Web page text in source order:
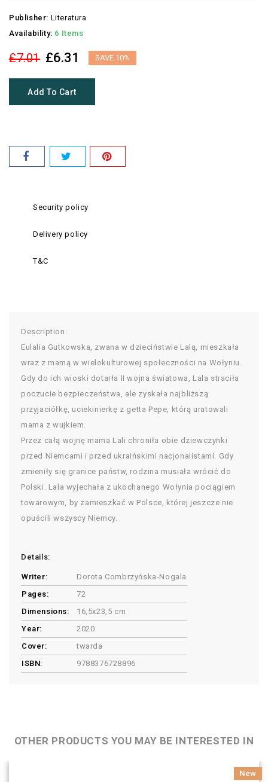
Publisher: Literatura
Availability: 6 Items
£7.01 £6.31 SAVE 10%
Add To Cart
Security policy
Delivery policy
T&C
Description:
Eulalia Gutkowska, zwana w dzieciństwie Lalą, mieszkała
wraz z mamą w wielokulturowej społeczności na Wołyniu.
Gdy do ich wioski dotarła II wojna światowa, Lala straciła
poczucie bezpieczeństwa, ale zyskała najbliższą
przyjaciółkę, uciekinierkę z getta Pepe, którą uratowali
mama z wujkiem.
Przez całą wojnę mama Lali chroniła obie dziewczynki
przed Niemcami i przed ukraińskimi nacjonalistami. Gdy
zmieniły się granice państw, rodzina musiała wrócić do
Polski. Lala wyjechała z ukochanego Wołynia pociągiem
towarowym, by zamieszkać w Polsce, której jeszcze nie
opuścili wszyscy Niemcy.
Details:
Writer:
Dorota Combrzyńska-Nogala
Pages:
72
Dimensions:
16,5x23,5 cm
Year:
2020
Cover:
twarda
ISBN:
9788376728896
OTHER PRODUCTS YOU MAY BE INTERESTED IN
New